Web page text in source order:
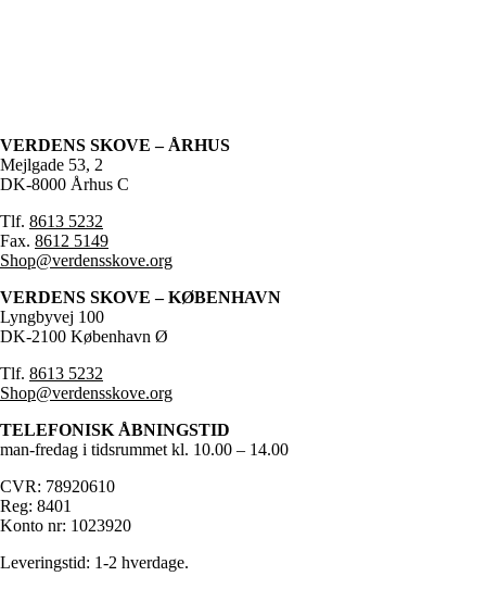
VERDENS SKOVE – ÅRHUS
Mejlgade 53, 2
DK-8000 Århus C
Tlf. 8613 5232
Fax. 8612 5149
Shop@verdensskove.org
VERDENS SKOVE – KØBENHAVN
Lyngbyvej 100
DK-2100 København Ø
Tlf. 8613 5232
Shop@verdensskove.org
TELEFONISK ÅBNINGSTID
man-fredag i tidsrummet kl. 10.00 – 14.00
CVR: 78920610
Reg: 8401
Konto nr: 1023920
Leveringstid: 1-2 hverdage.